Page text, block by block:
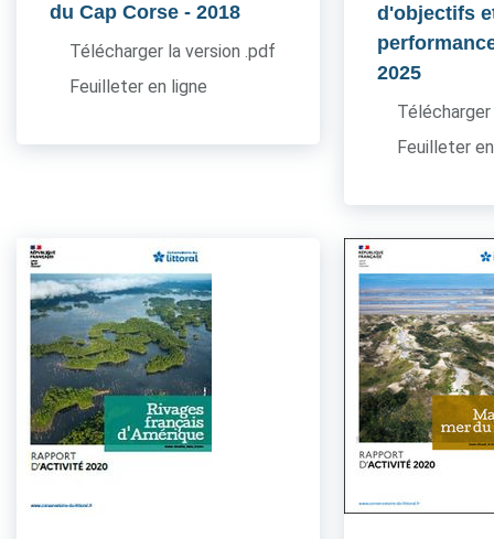
du Cap Corse - 2018
Télécharger la version .pdf
Feuilleter en ligne
d'objectifs
2025
Feuilleter